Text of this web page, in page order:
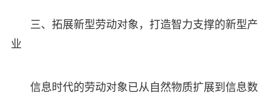
三、拓展新型劳动对象，打造智力支撑的新型产
业
信息时代的劳动对象已从自然物质扩展到信息数